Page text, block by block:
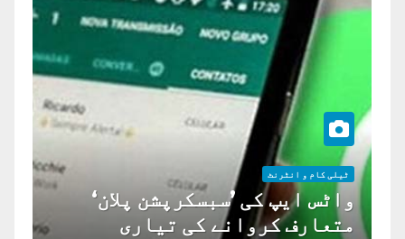
ٹیلی کام و انٹرنٹ
واٹس ایپ کی ’سبسکرپشن پلان‘
متعارف کروانے کی تیاری